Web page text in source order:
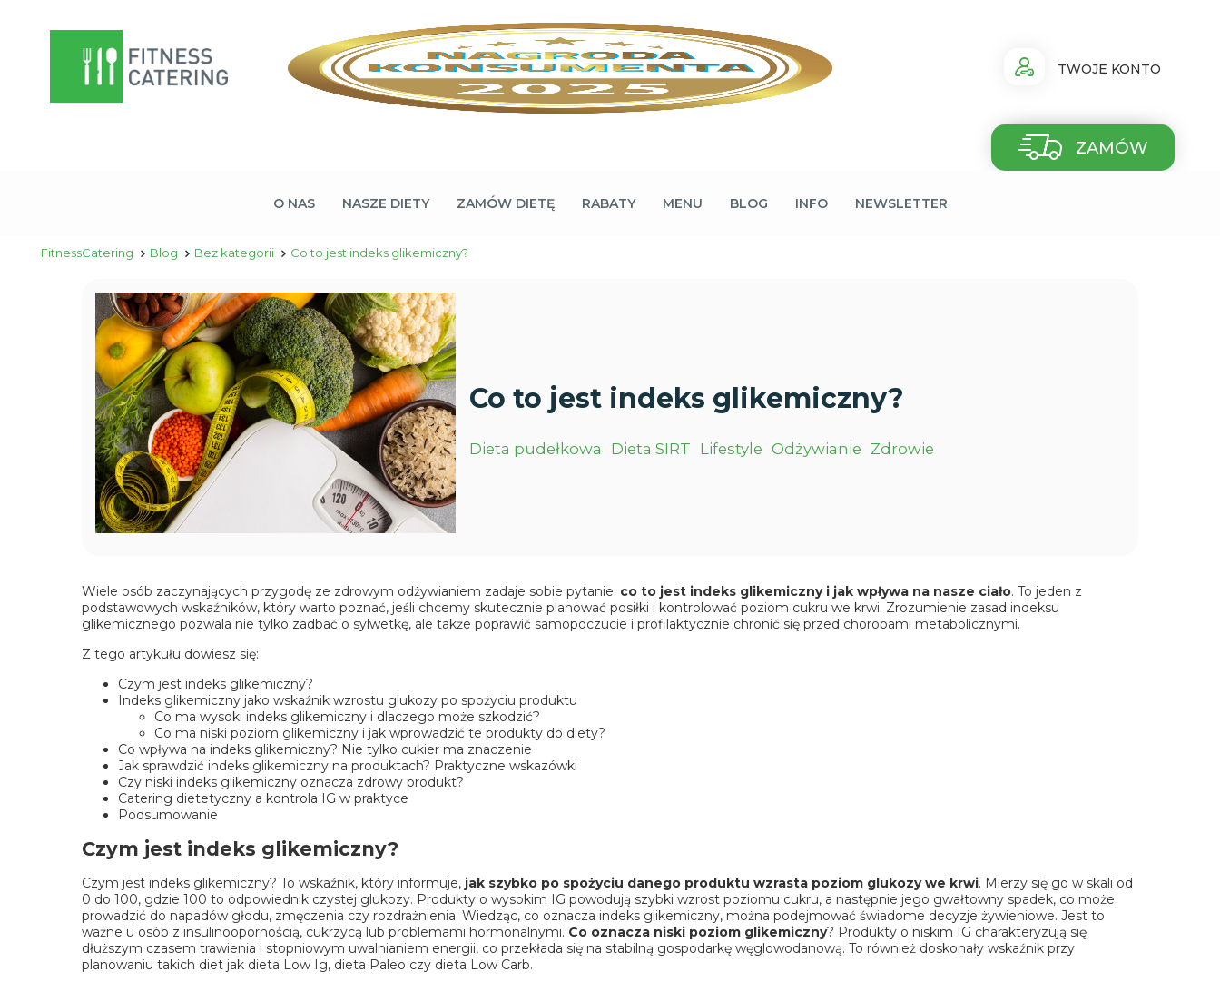
TWOJE KONTO
ZAMÓW
O NAS NASZE DIETY ZAMÓW DIETĘ RABATY MENU BLOG INFO NEWSLETTER
FitnessCatering Blog Bez kategorii Co to jest indeks glikemiczny?
Co to jest indeks glikemiczny?
Dieta pudełkowa Dieta SIRT Lifestyle Odżywianie Zdrowie
Wiele osób zaczynających przygodę ze zdrowym odżywianiem zadaje sobie pytanie: co to jest indeks glikemiczny i jak wpływa na nasze ciało. To jeden z
podstawowych wskaźników, który warto poznać, jeśli chcemy skutecznie planować posiłki i kontrolować poziom cukru we krwi. Zrozumienie zasad indeksu
glikemicznego pozwala nie tylko zadbać o sylwetkę, ale także poprawić samopoczucie i profilaktycznie chronić się przed chorobami metabolicznymi.
Z tego artykułu dowiesz się:
Czym jest indeks glikemiczny?
Indeks glikemiczny jako wskaźnik wzrostu glukozy po spożyciu produktu
Co ma wysoki indeks glikemiczny i dlaczego może szkodzić?
Co ma niski poziom glikemiczny i jak wprowadzić te produkty do diety?
Co wpływa na indeks glikemiczny? Nie tylko cukier ma znaczenie
Jak sprawdzić indeks glikemiczny na produktach? Praktyczne wskazówki
Czy niski indeks glikemiczny oznacza zdrowy produkt?
Catering dietetyczny a kontrola IG w praktyce
Podsumowanie
Czym jest indeks glikemiczny?
Czym jest indeks glikemiczny? To wskaźnik, który informuje, jak szybko po spożyciu danego produktu wzrasta poziom glukozy we krwi. Mierzy się go w skali od
0 do 100, gdzie 100 to odpowiednik czystej glukozy. Produkty o wysokim IG powodują szybki wzrost poziomu cukru, a następnie jego gwałtowny spadek, co może
prowadzić do napadów głodu, zmęczenia czy rozdrażnienia. Wiedząc, co oznacza indeks glikemiczny, można podejmować świadome decyzje żywieniowe. Jest to
ważne u osób z insulinoopornością, cukrzycą lub problemami hormonalnymi. Co oznacza niski poziom glikemiczny? Produkty o niskim IG charakteryzują się
dłuższym czasem trawienia i stopniowym uwalnianiem energii, co przekłada się na stabilną gospodarkę węglowodanową. To również doskonały wskaźnik przy
planowaniu takich diet jak dieta Low Ig, dieta Paleo czy dieta Low Carb.